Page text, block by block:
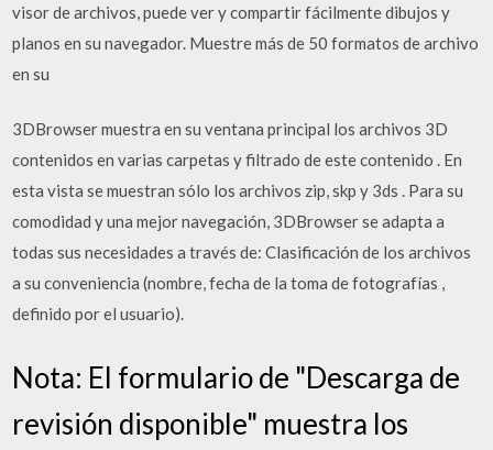
visor de archivos, puede ver y compartir fácilmente dibujos y
planos en su navegador. Muestre más de 50 formatos de archivo
en su
3DBrowser muestra en su ventana principal los archivos 3D
contenidos en varias carpetas y filtrado de este contenido . En
esta vista se muestran sólo los archivos zip, skp y 3ds . Para su
comodidad y una mejor navegación, 3DBrowser se adapta a
todas sus necesidades a través de: Clasificación de los archivos
a su conveniencia (nombre, fecha de la toma de fotografías ,
definido por el usuario).
Nota: El formulario de "Descarga de
revisión disponible" muestra los